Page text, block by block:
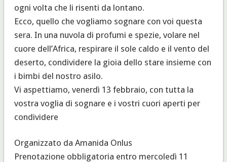
ogni volta che li risenti da lontano.
Ecco, quello che vogliamo sognare con voi questa
sera. In una nuvola di profumi e spezie, volare nel
cuore dell’Africa, respirare il sole caldo e il vento del
deserto, condividere la gioia dello stare insieme con
i bimbi del nostro asilo.
Vi aspettiamo, venerdì 13 febbraio, con tutta la
vostra voglia di sognare e i vostri cuori aperti per
condividere
Organizzato da Amanida Onlus
Prenotazione obbligatoria entro mercoledì 11